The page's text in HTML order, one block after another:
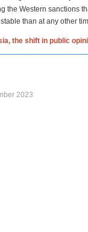
the Western sanctions
than at any other
the shift in public
2023